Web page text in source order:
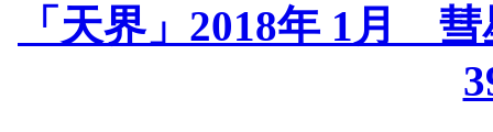
「天界」2018年 1月